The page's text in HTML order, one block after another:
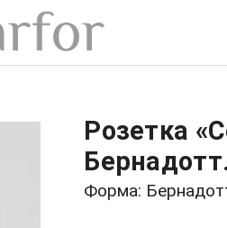
Розетка
Форма: